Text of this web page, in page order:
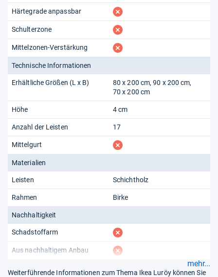
Härtegrade anpassbar fehlt
Schulterzone fehlt
Mittelzonen-Verstärkung fehlt
Technische Informationen
Erhältliche Größen (L x B) 80 x 200 cm 90 x 200 cm
70 x 200 cm
Höhe 4 cm
Anzahl der Leisten 17
Mittelgurt fehlt
Materialien
Leisten Schichtholz
Rahmen Birke
Nachhaltigkeit
Schadstoffarm fehlt
Aus nachhaltigem Anbau fehlt
mehr...
Weiterführende Informationen zum Thema Ikea Luröy können Sie